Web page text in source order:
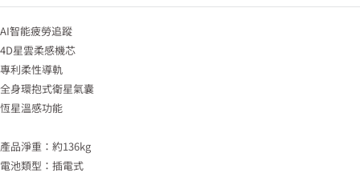
AI智能疲勞追蹤
4D星雲柔感機芯
專利柔性導軌
全身環抱式衛星氣囊
恆星溫感功能
產品淨重：約136kg
電池類型：插電式